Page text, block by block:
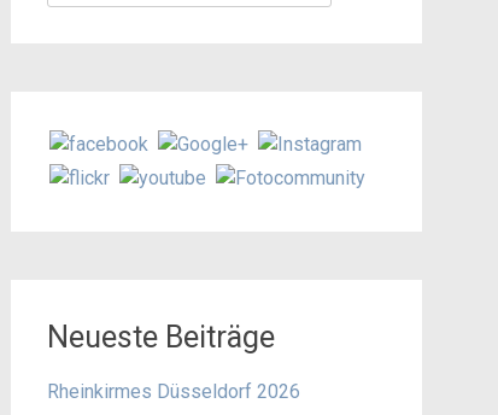
Neueste Beiträge
Rheinkirmes Düsseldorf 2026